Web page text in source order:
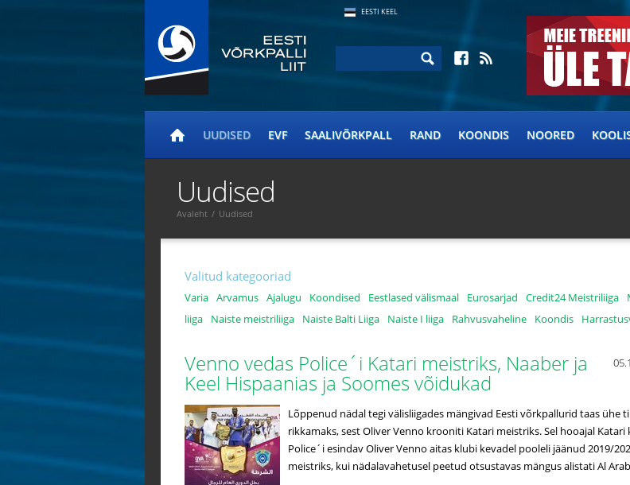
EESTI KEEL
UUDISED EVF SAALIVÕRKPALL RAND KOONDIS NOORED
Valitud kategooriad
Varia Arvamus Ajalugu Koondised Eestlased välismaal Eurosarjad Credit24 Meistriliiga
liiga
Naiste meistriliiga Naiste Balti Liiga Naiste I liiga Rahvusvaheline Koondis
Venno vedas Police´i Katari meistriks, Naaber ja
Keel Hispaanias ja Soomes võidukad
Lõppenud nädal tegi välisliigades mängivad Eesti võrkpallurid taas ühe
rikkamaks, sest Oliver Venno krooniti Katari meistriks. Sel hooajal Katari
Police´i esindav Oliver Venno aitas klubi kevadel pooleli jäänud 2019/
meistriks, kui nädalavahetusel peetud otsustavas mängus alistati Al
Uudised
Avaleht / Uudised